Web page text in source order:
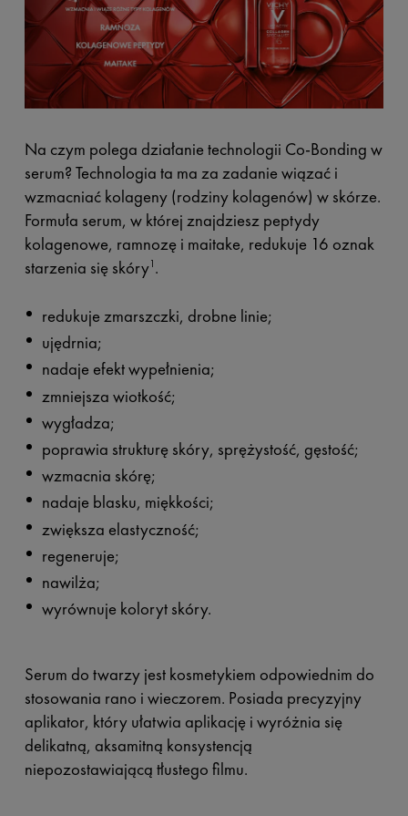
Na czym polega działanie technologii Co-Bonding w
serum? Technologia ta ma za zadanie wiązać i
wzmacniać kolageny (rodziny kolagenów) w skórze.
Formuła serum, w której znajdziesz peptydy
kolagenowe, ramnozę i maitake, redukuje 16 oznak
starzenia się skóry1 .
redukuje zmarszczki, drobne linie;
ujędrnia;
nadaje efekt wypełnienia;
zmniejsza wiotkość;
wygładza;
poprawia strukturę skóry, sprężystość, gęstość;
wzmacnia skórę;
nadaje blasku, miękkości;
zwiększa elastyczność;
regeneruje;
nawilża;
wyrównuje koloryt skóry.
Serum do twarzy jest kosmetykiem odpowiednim do
stosowania rano i wieczorem. Posiada precyzyjny
aplikator, który ułatwia aplikację i wyróżnia się
delikatną, aksamitną konsystencją
niepozostawiającą tłustego filmu.